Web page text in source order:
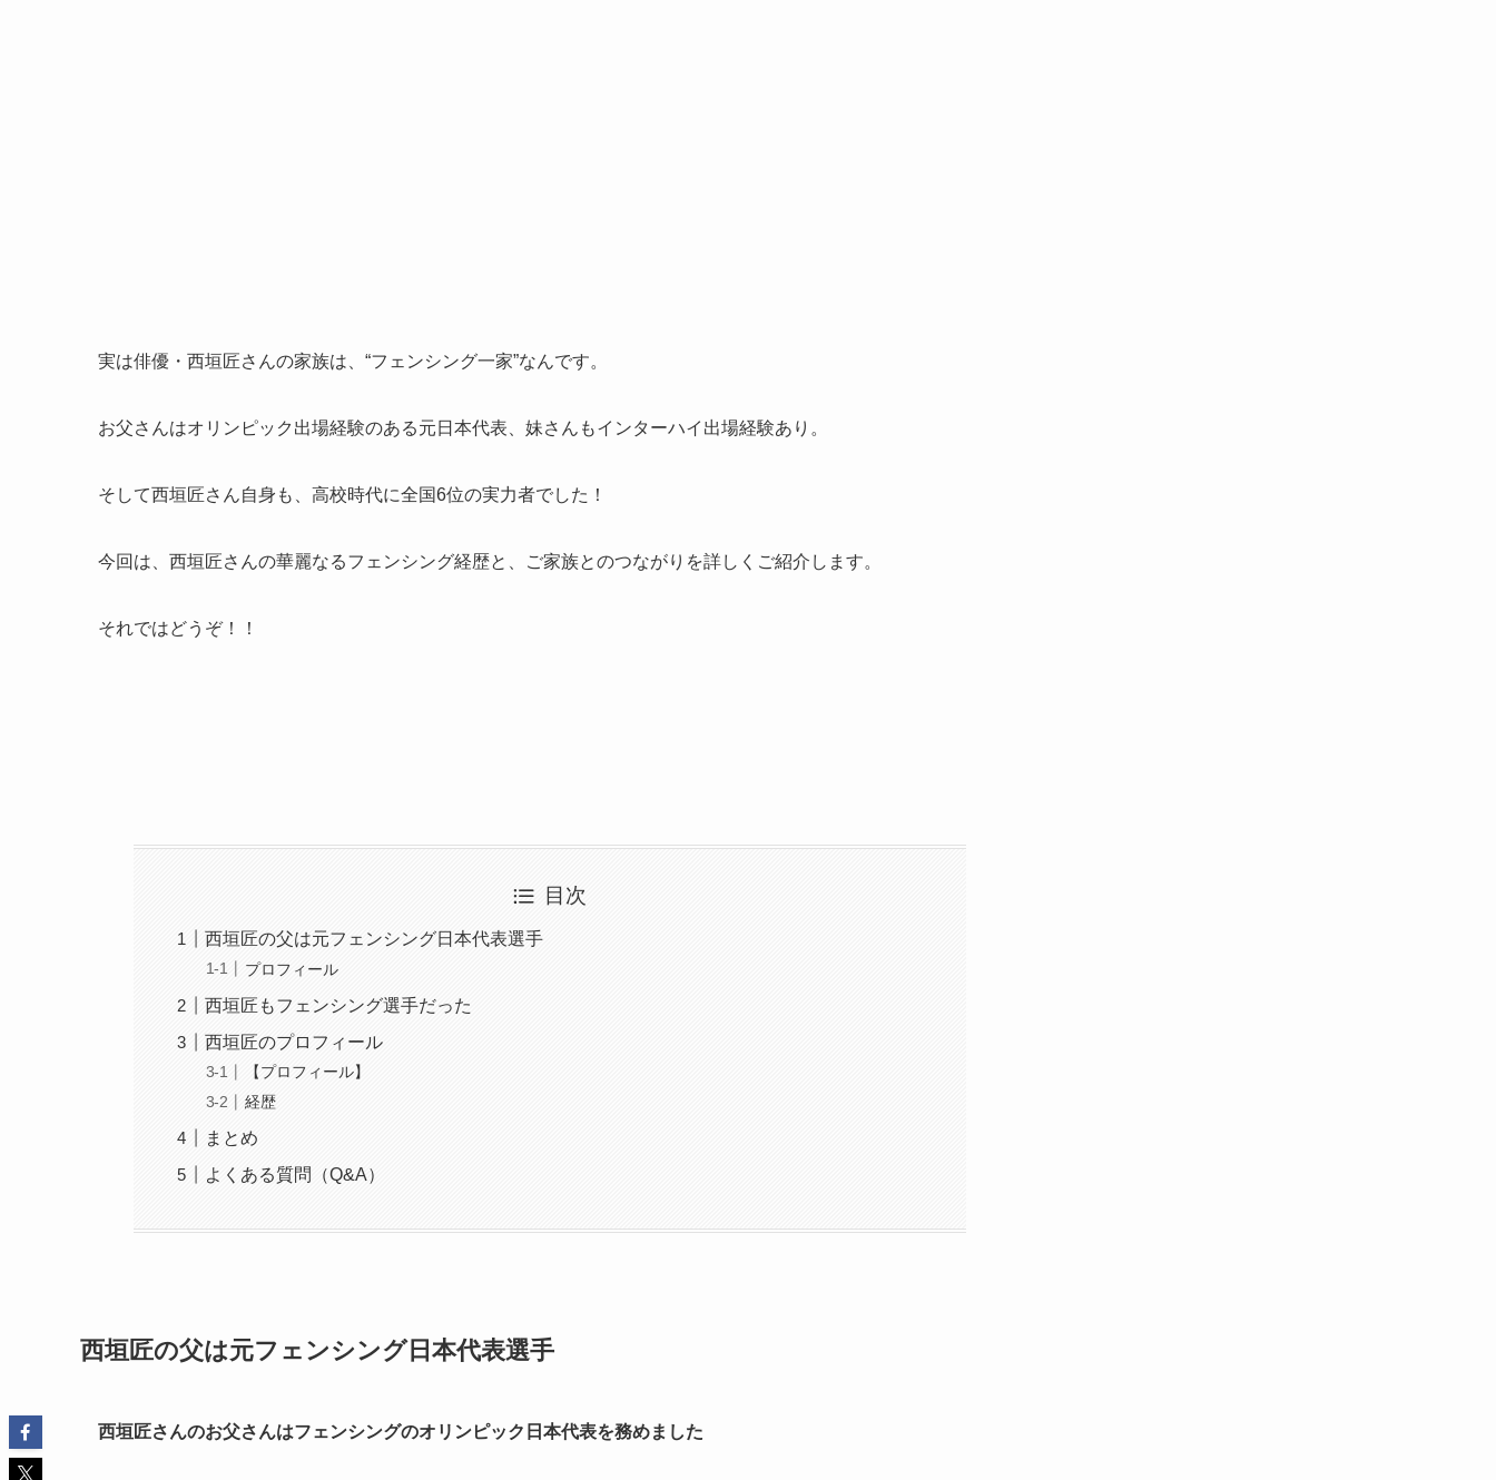
実は俳優・西垣匠さんの家族は、“フェンシング一家”なんです。
お父さんはオリンピック出場経験のある元日本代表、妹さんもインターハイ出場経験あり。
そして西垣匠さん自身も、高校時代に全国6位の実力者でした！
今回は、西垣匠さんの華麗なるフェンシング経歴と、ご家族とのつながりを詳しくご紹介します。
それではどうぞ！！
目次
西垣匠の父は元フェンシング日本代表選手
プロフィール
西垣匠もフェンシング選手だった
西垣匠のプロフィール
【プロフィール】
経歴
まとめ
よくある質問（Q&A）
西垣匠の父は元フェンシング日本代表選手
西垣匠さんのお父さんはフェンシングのオリンピック日本代表を務めました